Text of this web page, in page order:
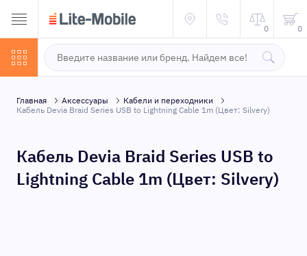
0 0
Главная Аксессуары
Кабели и переходники
Кабель Devia Braid Series USB to Lightning Cable 1m (Цвет: Silvery)
Кабель Devia Braid Series USB to
Lightning Cable 1m (Цвет: Silvery)